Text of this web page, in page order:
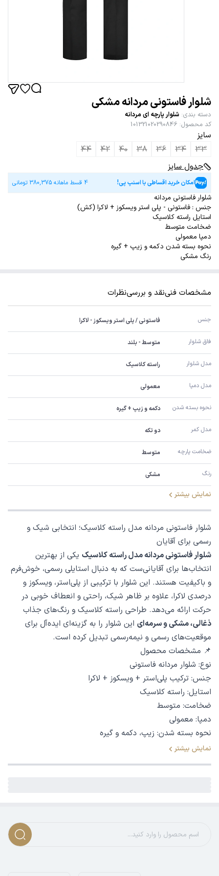
شلوار فاستونی مردانه مشکی
دسته بندی: شلوار پارچه ای مردانه
کد محصول:
101321020290846
سایز
33
34
36
38
40
42
44
جدول سایز
امکان خرید اقساطی با اسنپ پی! 4 قسط ماهانه 380,375 تومانی
شلوار فاستونی مردانه
جنس : فاستونی - پلی استر ویسکوز + لاکرا (کش)
استایل راسته کلاسیک
ضخامت متوسط
دمپا معمولی
نحوه بسته شدن دکمه و زیپ + گیره
رنگ مشکی
مشخصات فنینقد و بررسینظرات
جنس فاستونی / پلی استر ویسکوز - لاکرا
فاق شلوار متوسط - بلند
مدل شلوار راسته کلاسیک
مدل دمپا معمولی
نحوه بسته شدن دکمه و زیپ + گیره
مدل کمر دو تکه
ضخامت پارچه متوسط
رنگ مشکی
نمایش بیشتر
شلوار فاستونی مردانه مدل راسته کلاسیک؛ انتخابی شیک و
رسمی برای آقایان
شلوار فاستونی مردانه مدل راسته کلاسیک یکی از بهترین
انتخاب‌ها برای آقایانی‌ست که به دنبال استایلی رسمی، خوش‌فرم
و باکیفیت هستند. این شلوار با ترکیبی از پلی‌استر، ویسکوز و
درصدی لاکرا، علاوه بر ظاهر شیک، راحتی و انعطاف خوبی در
حرکت ارائه می‌دهد. طراحی راسته کلاسیک و رنگ‌های جذاب
ذغالی، مشکی و سرمه‌ای این شلوار را به گزینه‌ای ایده‌آل برای
موقعیت‌های رسمی و نیمه‌رسمی تبدیل کرده است.
📌 مشخصات محصول
نوع: شلوار مردانه فاستونی
جنس: ترکیب پلی‌استر + ویسکوز + لاکرا
استایل: راسته کلاسیک
ضخامت: متوسط
دمپا: معمولی
نحوه بسته شدن: زیپ، دکمه و گیره
رنگ‌ها: ذغالی، مشکی، سرمه‌ای
هنگام نشستن و حرکت. طراحی کلاسیک راسته و فرم دمپا
استاندارد باعث شده تا این شلوار ظاهری شیک و متناسب با فرم
نمایش بیشتر